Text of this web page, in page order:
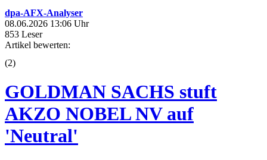
dpa-AFX-Analyser
08.06.2026 13:06 Uhr
853 Leser
Artikel bewerten:
(2)
GOLDMAN SACHS stuft
AKZO NOBEL NV auf
'Neutral'